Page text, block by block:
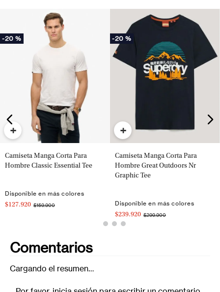
-20 %
+
Camiseta Manga Corta Para
Hombre Classic Essential Tee
Disponible en más colores
$127.920 $159.900
-20 %
+
Camiseta Manga Corta Para
Hombre Great Outdoors Nr
Graphic Tee
Disponible en más colores
$239.920 $299.900
Comentarios
Cargando el resumen…